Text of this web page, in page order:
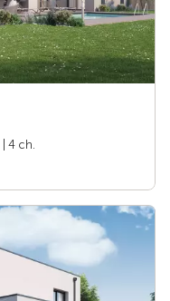
| 4 ch.